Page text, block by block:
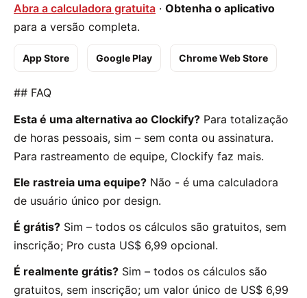
Abra a calculadora gratuita · Obtenha o aplicativo
para a versão completa.
App Store Google Play Chrome Web Store
## FAQ
Esta é uma alternativa ao Clockify? Para totalização
de horas pessoais, sim – sem conta ou assinatura.
Para rastreamento de equipe, Clockify faz mais.
Ele rastreia uma equipe? Não - é uma calculadora
de usuário único por design.
É grátis? Sim – todos os cálculos são gratuitos, sem
inscrição; Pro custa US$ 6,99 opcional.
É realmente grátis? Sim – todos os cálculos são
gratuitos, sem inscrição; um valor único de US$ 6,99